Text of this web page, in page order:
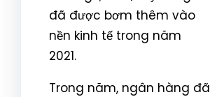
đã được bơm thêm vào
nền kinh tế trong năm
2021.
Trong năm, ngân hàng đã